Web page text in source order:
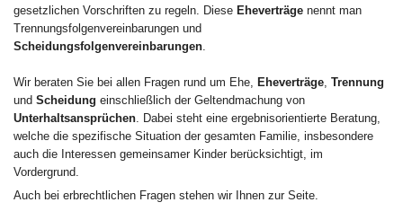
gesetzlichen Vorschriften zu regeln. Diese Eheverträge nennt man
Trennungsfolgenvereinbarungen und
Scheidungsfolgenvereinbarungen
Wir beraten Sie bei allen Fragen rund um Ehe, Eheverträge Trennung
und Scheidung einschließlich der Geltendmachung von
Unterhaltsansprüchen . Dabei steht eine ergebnisorientierte Beratung,
welche die spezifische Situation der gesamten Familie, insbesondere
auch die Interessen gemeinsamer Kinder berücksichtigt, im
Vordergrund.
Auch bei erbrechtlichen Fragen stehen wir Ihnen zur Seite.